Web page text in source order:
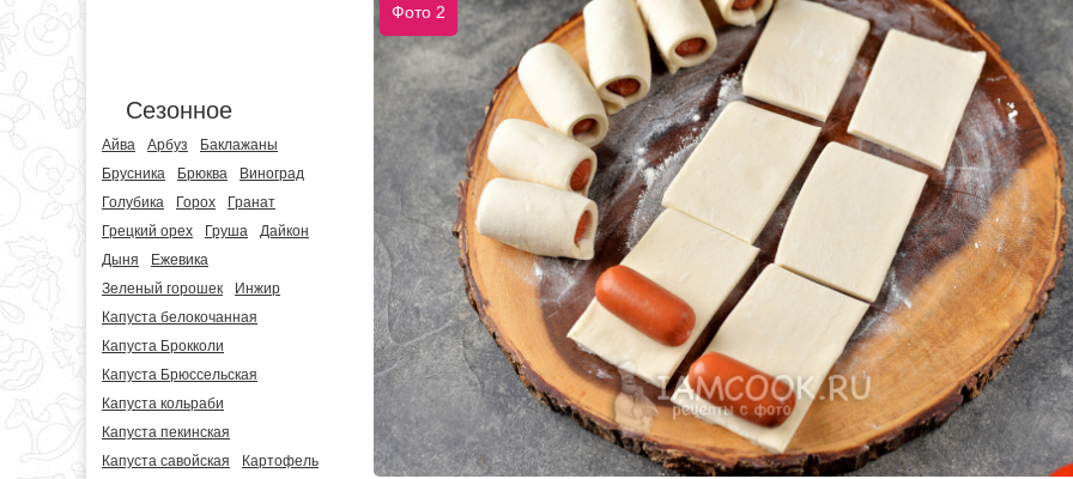
Сезонное
Айва Арбуз
Баклажаны
Брусника
Брюква
Виноград
Голубика
Горох
Гранат
Грецкий орех
Груша
Дайкон
Дыня
Ежевика
Зеленый горошек
Инжир
Капуста белокочанная
Капуста Брокколи
Капуста Брюссельская
Капуста кольраби
Капуста пекинская
Капуста савойская
Картофель
Фото 2